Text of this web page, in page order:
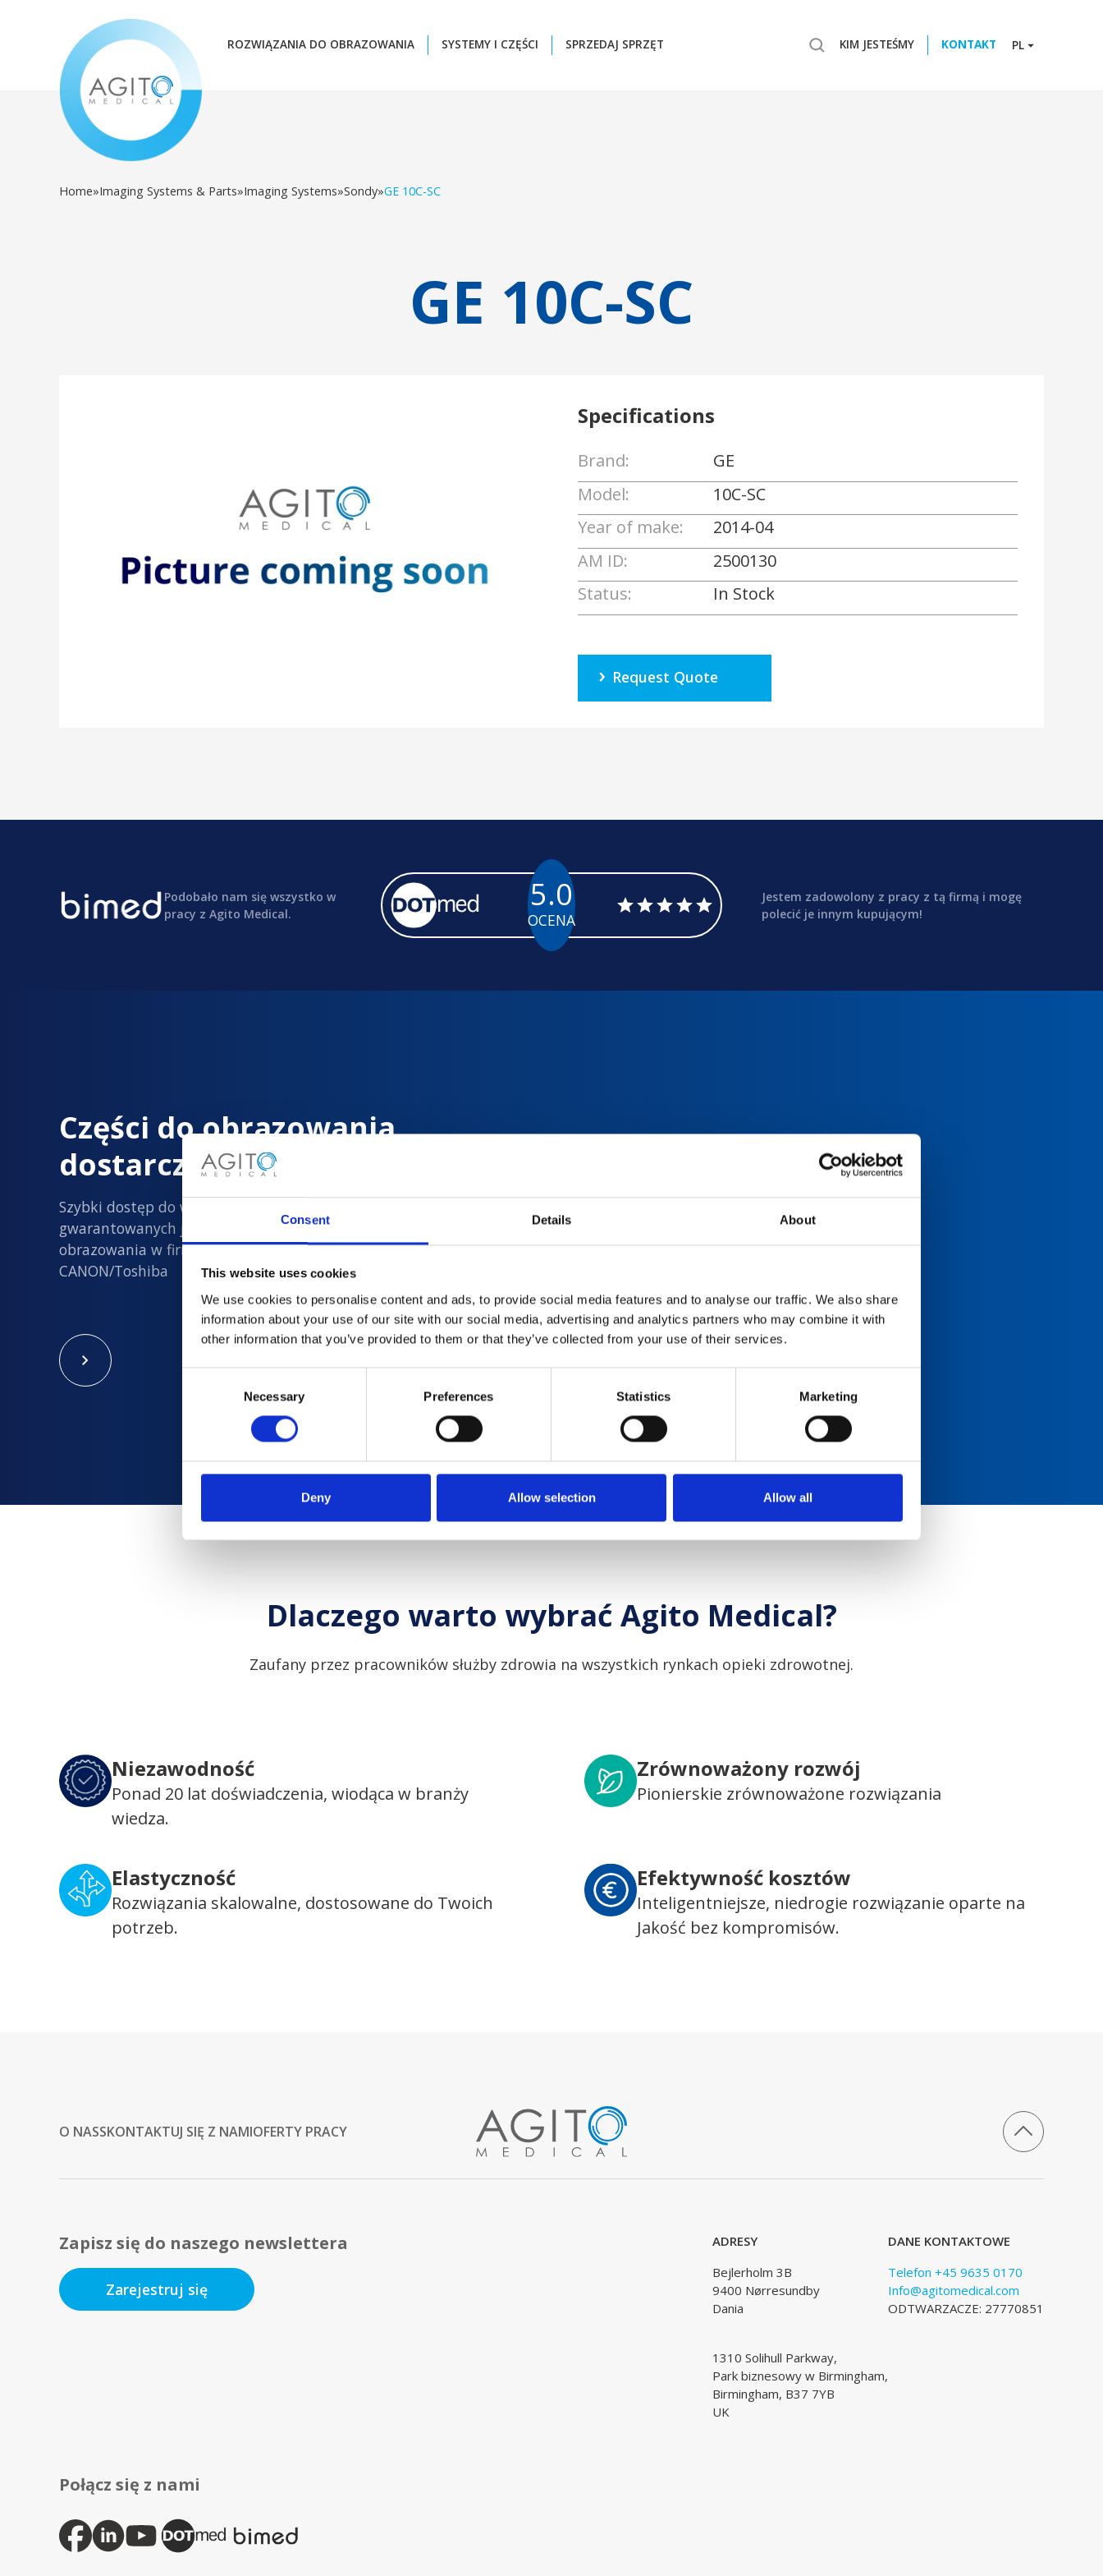
Consent Details About
This website uses cookies
We use cookies to personalise content and ads, to provide social media features and to analyse our traffic. We also share
information about your use of our site with our social media, advertising and analytics partners who may combine it with
other information that you’ve provided to them or that they’ve collected from your use of their services.
Necessary Preferences Statistics Marketing
Deny Allow selection Allow all
ROZWIĄZANIA DO OBRAZOWANIA SYSTEMY I CZĘŚCI SPRZEDAJ SPRZĘT KIM JESTEŚMY KONTAKT PL
Home»Imaging Systems & Parts»Imaging Systems»Sondy»GE 10C-SC
GE 10C-SC
Specifications
Brand:
GE
Model:
10C-SC
Year of make:
2014-04
AM ID:
2500130
Status:
In Stock
Request Quote
Podobało nam się wszystko w
pracy z Agito Medical.
5.0
OCENA
Jestem zadowolony z pracy z tą firmą i mogę
polecić je innym kupującym!
Części do obrazowania
dostarczane z dużą prędkością
Szybki dostęp do wszystkich nowych i
gwarantowanych jakości używanych części do
obrazowania w firmach Philips, Siemens, GE i
CANON/Toshiba
Dlaczego warto wybrać Agito Medical?
Zaufany przez pracowników służby zdrowia na wszystkich rynkach opieki zdrowotnej.
Niezawodność
Ponad 20 lat doświadczenia, wiodąca w branży
wiedza.
Zrównoważony rozwój
Pionierskie zrównoważone rozwiązania
Elastyczność
Rozwiązania skalowalne, dostosowane do Twoich
potrzeb.
Efektywność kosztów
Inteligentniejsze, niedrogie rozwiązanie oparte na
Jakość bez kompromisów.
O NASSKONTAKTUJ SIĘ Z NAMIOFERTY PRACY
Zapisz się do naszego newslettera
Zarejestruj się
ADRESY
Bejlerholm 3B
9400 Nørresundby
Dania
1310 Solihull Parkway,
Park biznesowy w Birmingham,
Birmingham, B37 7YB
UK
DANE KONTAKTOWE
Telefon +45 9635 0170
Info@agitomedical.com
ODTWARZACZE: 27770851
Połącz się z nami